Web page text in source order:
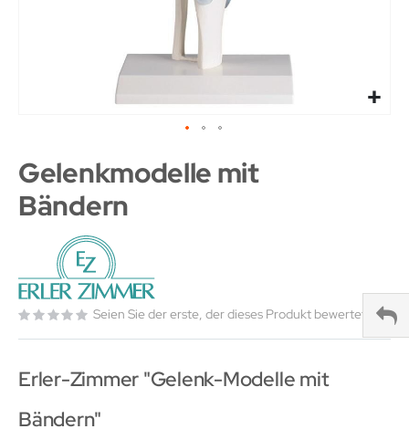
Gelenkmodelle mit
Bändern
Seien Sie der erste, der dieses Produkt bewertet
Erler-Zimmer "Gelenk-Modelle mit
Bändern"